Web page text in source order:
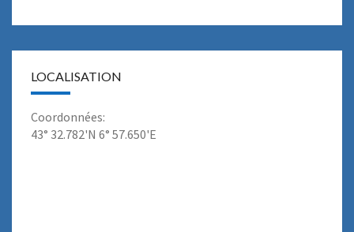
LOCALISATION
Coordonnées:
43° 32.782'N 6° 57.650'E